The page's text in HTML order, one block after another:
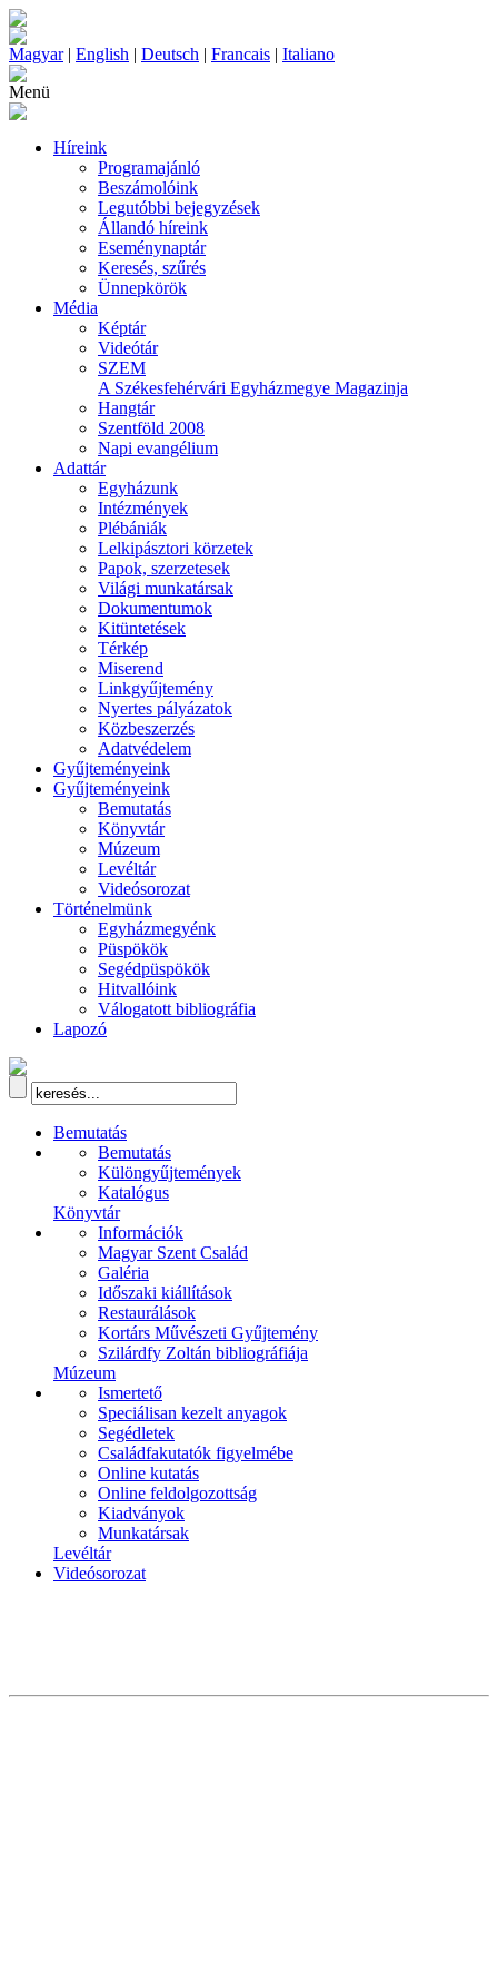
Magyar| English | Deutsch | Francais | Italiano
Menü
Híreink
Programajánló
Beszámolóink
Legutóbbi bejegyzések
Állandó híreink
Eseménynaptár
Keresés, szűrés
Ünnepkörök
Média
Képtár
Videótár
SZEM
A Székesfehérvári Egyházmegye Magazinja
Hangtár
Szentföld 2008
Napi evangélium
Adattár
Egyházunk
Intézmények
Plébániák
Lelkipásztori körzetek
Papok, szerzetesek
Világi munkatársak
Dokumentumok
Kitüntetések
Térkép
Miserend
Linkgyűjtemény
Nyertes pályázatok
Közbeszerzés
Adatvédelem
Gyűjteményeink
Gyűjteményeink
Bemutatás
Könyvtár
Múzeum
Levéltár
Videósorozat
Történelmünk
Egyházmegyénk
Püspökök
Segédpüspökök
Hitvallóink
Válogatott bibliográfia
Lapozó
Bemutatás
Bemutatás
Különgyűjtemények
Katalógus
Könyvtár
Információk
Magyar Szent Család
Galéria
Időszaki kiállítások
Restaurálások
Kortárs Művészeti Gyűjtemény
Szilárdfy Zoltán bibliográfiája
Múzeum
Ismertető
Speciálisan kezelt anyagok
Segédletek
Családfakutatók figyelmébe
Online kutatás
Online feldolgozottság
Kiadványok
Munkatársak
Levéltár
Videósorozat